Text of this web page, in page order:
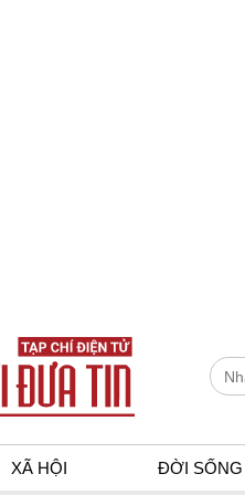
XÃ HỘI ĐỜI SỐNG